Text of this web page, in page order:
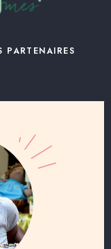
PARTENAIRES